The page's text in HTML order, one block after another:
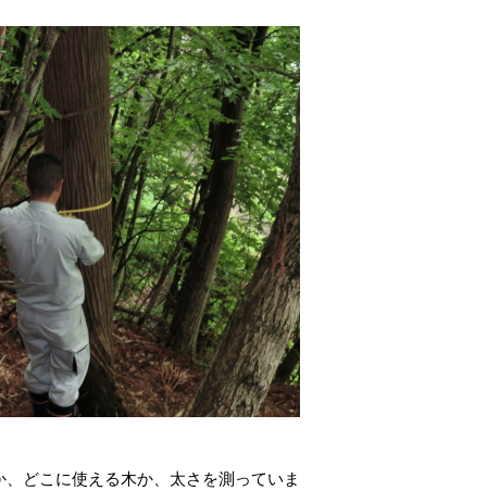
どこに使える木か、太さを測っていま